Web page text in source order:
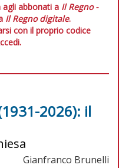
abbonati a Il Regno -
Il Regno digitale.
con il proprio codice
2026): il
Gianfranco Brunelli